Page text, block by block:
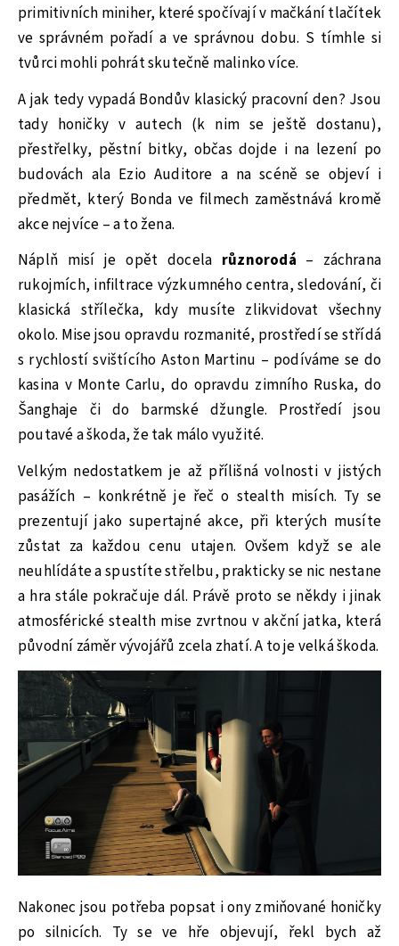
primitivních miniher, které spočívají v mačkání tlačítek
ve správném pořadí a ve správnou dobu. S tímhle si
tvůrci mohli pohrát skutečně malinko více.
A jak tedy vypadá Bondův klasický pracovní den? Jsou
tady honičky v autech (k nim se ještě dostanu),
přestřelky, pěstní bitky, občas dojde i na lezení po
budovách ala Ezio Auditore a na scéně se objeví i
předmět, který Bonda ve filmech zaměstnává kromě
akce nejvíce – a to žena.
Náplň misí je opět docela různorodá – záchrana
rukojmích, infiltrace výzkumného centra, sledování, či
klasická střílečka, kdy musíte zlikvidovat všechny
okolo. Mise jsou opravdu rozmanité, prostředí se střídá
s rychlostí svištícího Aston Martinu – podíváme se do
kasina v Monte Carlu, do opravdu zimního Ruska, do
Šanghaje či do barmské džungle. Prostředí jsou
poutavé a škoda, že tak málo využité.
Velkým nedostatkem je až přílišná volnosti v jistých
pasážích – konkrétně je řeč o stealth misích. Ty se
prezentují jako supertajné akce, při kterých musíte
zůstat za každou cenu utajen. Ovšem když se ale
neuhlídáte a spustíte střelbu, prakticky se nic nestane
a hra stále pokračuje dál. Právě proto se někdy i jinak
atmosférické stealth mise zvrtnou v akční jatka, která
původní záměr vývojářů zcela zhatí. A to je velká škoda.
Nakonec jsou potřeba popsat i ony zmiňované honičky
po silnicích. Ty se ve hře objevují, řekl bych až